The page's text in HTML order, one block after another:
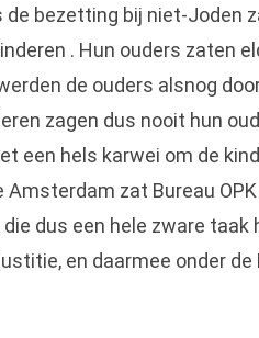
de bezetting bij niet-Joden
. Hun ouders zaten
de ouders alsnog
zagen dus nooit hun
een hels karwei om de
zat Bureau
dus een hele zware taak
en daarmee onder